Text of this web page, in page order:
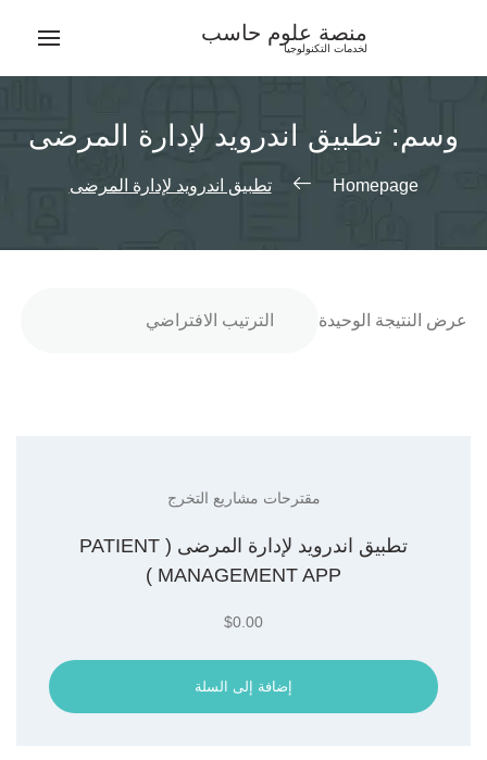
منصة علوم حاسب
لخدمات التكنولوجيا
وسم: تطبيق اندرويد لإدارة المرضى
Homepage تطبيق اندرويد لإدارة المرضى
عرض النتيجة الوحيدة
مقترحات مشاريع التخرج
تطبيق اندرويد لإدارة المرضى ( PATIENT
MANAGEMENT APP )
$0.00
إضافة إلى السلة